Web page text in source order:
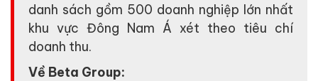
danh sách gồm 500 doanh nghiệp lớn nhất
khu vực Đông Nam Á xét theo tiêu chí
doanh thu.
Về Beta Group: